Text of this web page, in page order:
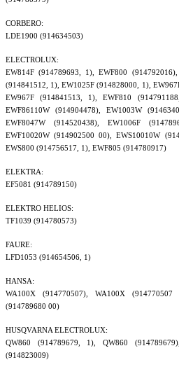
CORBERO:
LDE1900 (914634503)
ELECTROLUX:
EW814F (914789693, 1), EWF800
(914841512, 1), EW1025F (914828000, 1),
EW967F (914841513, 1), EWF810
EWF86110W (914904478), EW1003W
EWF8047W (914520438), EW1006F
EWF10020W (914902500 00), EWS10010W
EWS800 (914756517, 1), EWF805 (914780917)
ELEKTRA:
EF5081 (914789150)
ELEKTRO HELIOS:
TF1039 (914780573)
FAURE:
LFD1053 (914654506, 1)
HANSA:
WA100X (914770507), WA100X
(914789680 00)
HUSQVARNA ELECTROLUX:
QW860 (914789679, 1), QW860
(914823009)